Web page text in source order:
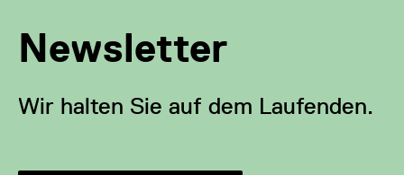
Newsletter
Wir halten Sie auf dem Laufenden.